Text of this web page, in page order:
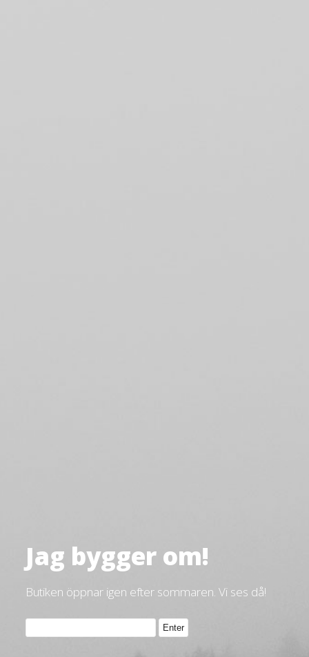
Jag bygger om!
Butiken öppnar igen efter sommaren. Vi ses då!